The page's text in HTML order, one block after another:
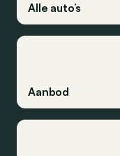
Alle auto’s
Aanbod